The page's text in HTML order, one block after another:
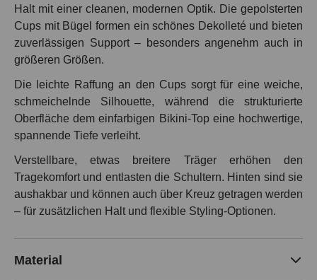
Halt mit einer cleanen, modernen Optik. Die gepolsterten
Cups mit Bügel formen ein schönes Dekolleté und bieten
zuverlässigen Support – besonders angenehm auch in
größeren Größen.
Die leichte Raffung an den Cups sorgt für eine weiche,
schmeichelnde Silhouette, während die strukturierte
Oberfläche dem einfarbigen Bikini-Top eine hochwertige,
spannende Tiefe verleiht.
Verstellbare, etwas breitere Träger erhöhen den
Tragekomfort und entlasten die Schultern. Hinten sind sie
aushakbar und können auch über Kreuz getragen werden
– für zusätzlichen Halt und flexible Styling-Optionen.
Material